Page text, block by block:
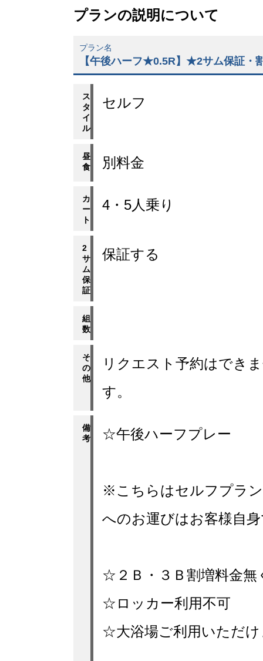
プランの説明について
プラン名
【午後ハーフ★0.5R】★2サム保証
ス
タ
イ
ル
セルフ
昼
食
別料金
カ
ー
ト
4・5人乗り
2
サ
ム
保
証
保証する
組
数
そ
の
他
リクエスト予約はでき
す。
備
考
☆午後ハーフプレー
※こちらはセルフプラ
へのお運びはお客様自
☆２Ｂ・３Ｂ割増料金
☆ロッカー利用不可
☆大浴場ご利用いただ